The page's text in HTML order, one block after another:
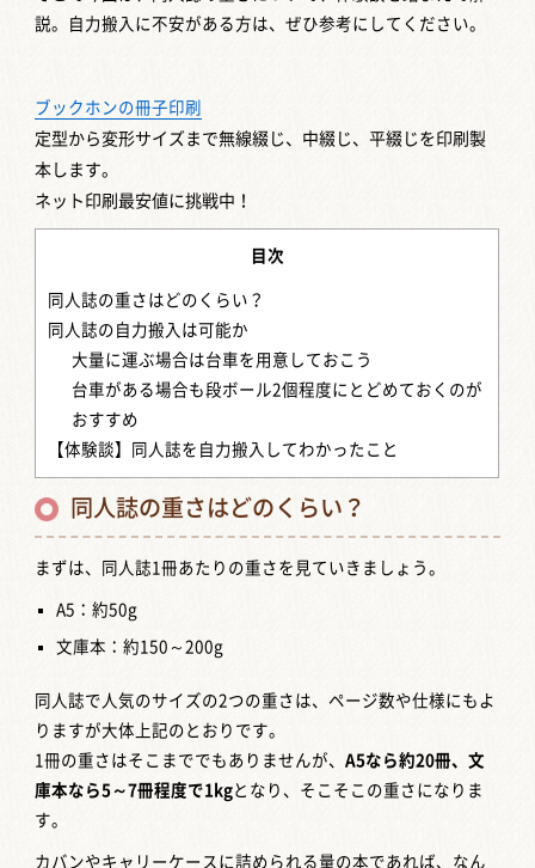
説。自力搬入に不安がある方は、ぜひ参考にしてください。
ブックホンの冊子印刷
定型から変形サイズまで無線綴じ、中綴じ、平綴じを印刷製
本します。
ネット印刷最安値に挑戦中！
目次
同人誌の重さはどのくらい？
同人誌の自力搬入は可能か
大量に運ぶ場合は台車を用意しておこう
台車がある場合も段ボール2個程度にとどめておくのが
おすすめ
【体験談】同人誌を自力搬入してわかったこと
同人誌の重さはどのくらい？
まずは、同人誌1冊あたりの重さを見ていきましょう。
A5：約50g
文庫本：約150～200g
同人誌で人気のサイズの2つの重さは、ページ数や仕様にもよ
りますが大体上記のとおりです。
1冊の重さはそこまででもありませんが、A5なら約20冊、文
庫本なら5～7冊程度で1kgとなり、そこそこの重さになりま
す。
カバンやキャリーケースに詰められる量の本であれば、なん